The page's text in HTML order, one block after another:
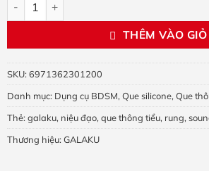
THÊM VÀO GIỎ
SKU: 6971362301200
Danh mục: Dụng cụ BDSM, Que silicone, Que
Thẻ: galaku, niệu đạo, que thông tiểu, rung,
Thương hiệu: GALAKU